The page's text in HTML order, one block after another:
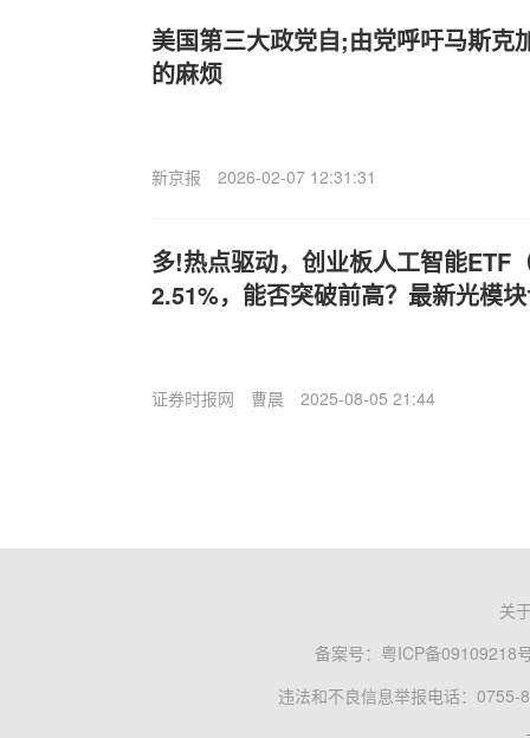
美国第三大政党自;由党呼吁马斯克
的麻烦
新京报 2026-02-07 12:31:31
多!热点驱动，创业板人工智能ETF
2.51%，能否突破前高？最新光模
证券时报网 曹晨 2025-08-05 21:44
关
备案号： 粤ICP备09109218
违法和不良信息举报电话：0755-